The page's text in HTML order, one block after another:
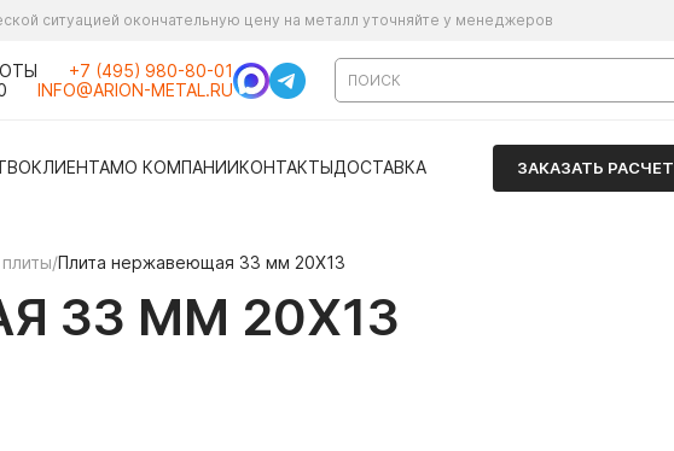
ситуацией окончательную цену на металл уточняйте у менеджеров
+7 (495) 980-80-01
INFO@ARION-METAL.RU
КЛИЕНТАМО КОМПАНИИКОНТАКТЫДОСТАВКА ЗАКАЗАТЬ РАСЧЕТ
/Плита нержавеющая 33 мм 20Х13
33 ММ 20Х13